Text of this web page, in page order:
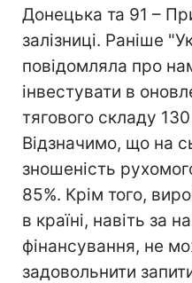
Донецька та 91 –
залізниці. Раніше
повідомляла про
інвестувати в
тягового складу
Відзначимо, що на
зношеність
85%. Крім того,
в країні, навіть за
фінансування, не
задовольнити